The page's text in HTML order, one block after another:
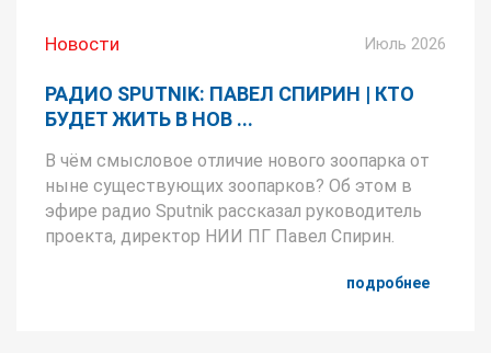
Новости Июль 2026
РАДИО SPUTNIK: ПАВЕЛ СПИРИН | КТО
БУДЕТ ЖИТЬ В НОВ ...
В чём смысловое отличие нового зоопарка от
ныне существующих зоопарков? Об этом в
эфире радио Sputnik рассказал руководитель
проекта, директор НИИ ПГ Павел Спирин.
подробнее